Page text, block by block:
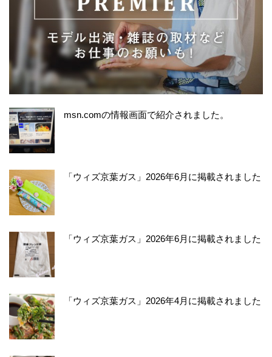
msn.comの情報画面で紹介されました。
「ウィズ京葉ガス」2026年6月に掲載されました
「ウィズ京葉ガス」2026年6月に掲載されました
「ウィズ京葉ガス」2026年4月に掲載されました